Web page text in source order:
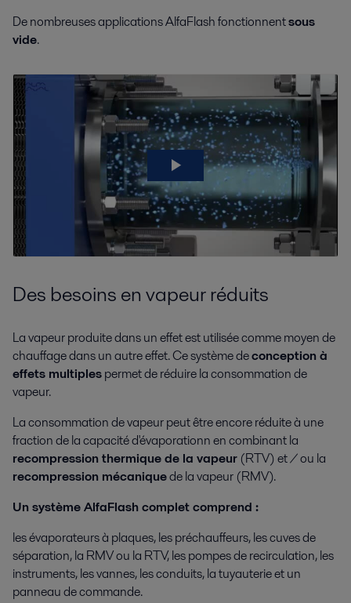
Biocarburants
Solutions pour la production de biocarburant
Biotechnologies
Pour la production douce mais efficace de protéines à partir de cultures
de cellules de mammifères, Alfa Laval propose une large gamme
d'équipements hygiéniques spécifiques
Production agricole
Equipements de transformation du sucre et amidon destinés à la
consommation et du latex pour l'industrie textile et médicale.
De nombreuses applications AlfaFlash fonctionnentsous
vide.
Des besoins en vapeur réduits
La vapeur produite dans un effet est utilisée comme moyen de
chauffage dans un autre effet. Ce système deconception à
effets multiplespermet de réduire la consommation de
vapeur.
La consommation de vapeur peut être encore réduite à une
fraction de la capacité d'évaporationn en combinant la
recompression thermique de la vapeur (RTV) et / ou la
recompression mécaniquede la vapeur (RMV).
Un système AlfaFlash complet comprend :
les évaporateurs à plaques, les préchauffeurs, les cuves de
séparation, la RMV ou la RTV, les pompes de recirculation, les
instruments, les vannes, les conduits, la tuyauterie et un
panneau de commande.